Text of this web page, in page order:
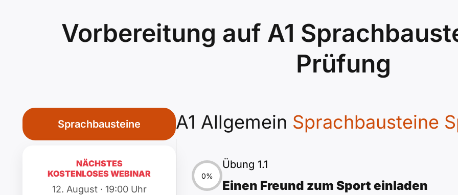
Vorbereitung auf A1
Prüfung
Sprachbausteine
NÄCHSTES
KOSTENLOSES WEBINAR
12. August · 19:00 Uhr
A1 Allgemein Sprachbausteine
0%
Übung 1.1
Einen Freund zum Sport einladen